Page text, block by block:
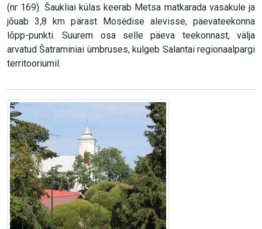
(nr 169). Šaukliai külas keerab Metsa matkarada vasakule ja
jõuab 3,8 km pärast Mosėdise alevisse, päevateekonna
lõpp-punkti. Suurem osa selle päeva teekonnast, välja
arvatud Šatraminiai ümbruses, kulgeb Salantai regionaalpargi
territooriumil.